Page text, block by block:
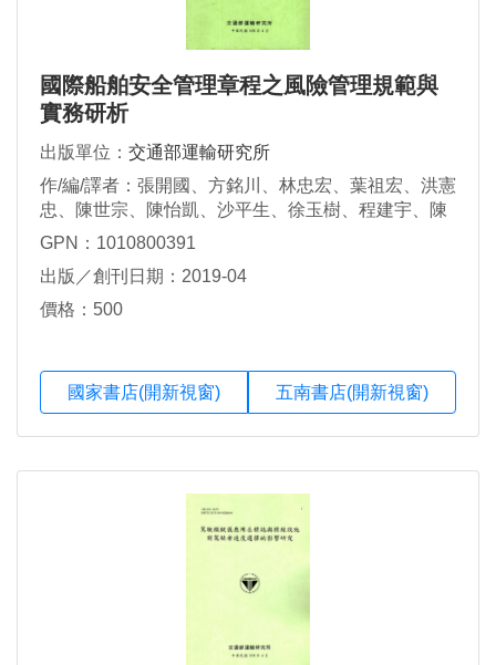
國際船舶安全管理章程之風險管理規範與
實務研析
出版單位： 交通部運輸研究所
作/編/譯者：張開國、方銘川、林忠宏、葉祖宏、洪憲
忠、陳世宗、陳怡凱、沙平生、徐玉樹、程建宇、陳
炤維、吳熙仁、吳怡珊
GPN：1010800391
出版／創刊日期：2019-04
價格：500
國家書店(開新視窗) 五南書店(開新視窗)